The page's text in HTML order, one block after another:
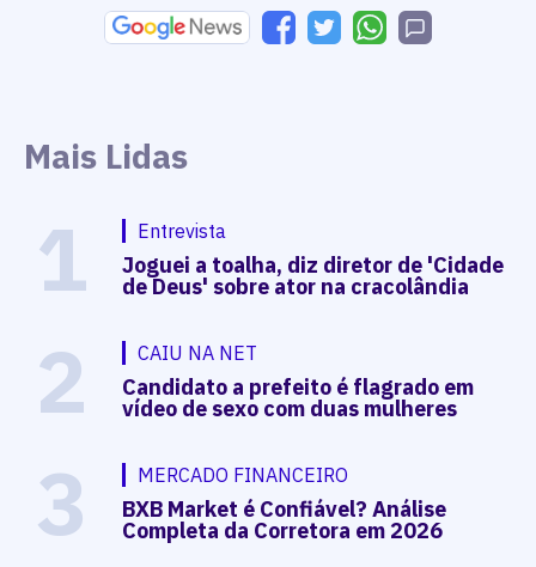
Mais Lidas
1 Entrevista
Joguei a toalha, diz diretor de 'Cidade
de Deus' sobre ator na cracolândia
2 CAIU NA NET
Candidato a prefeito é flagrado em
vídeo de sexo com duas mulheres
3 MERCADO FINANCEIRO
BXB Market é Confiável? Análise
Completa da Corretora em 2026